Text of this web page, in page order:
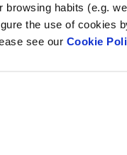
browsing habits (e.g.
the use of cookies
see our Cookie
te?
nosaltres